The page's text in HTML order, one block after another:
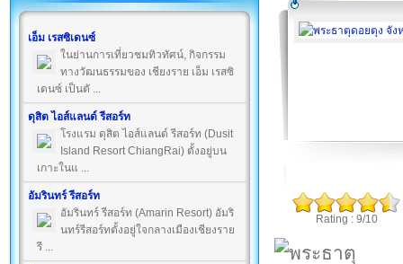
เอ็ม เรสซิเดนซ์
ในย่านการเที่ยวชมทิวทัศน์, กิจกรรม
ทางวัฒนธรรมของ เชียงราย เอ็ม เรสซิ
เดนซ์ เป็นตั ...
ดุสิต ไอส์แลนด์ รีสอร์ท
โรงแรม ดุสิต ไอส์แลนด์ รีสอร์ท (Dusit
Island Resort ChiangRai) ตั้งอยู่บน
เกาะในแ ...
อัมรินทร์ รีสอร์ท
อัมรินทร์ รีสอร์ท (Amarin Resort) อัมริ
นทร์รีสอร์ทตั้งอยู่ใจกลางเมืองเชียงราย
รี ...
Rating : 9/10